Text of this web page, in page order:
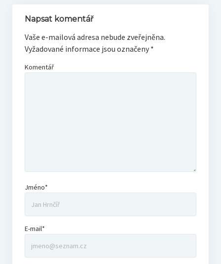
Napsat komentář
Vaše e-mailová adresa nebude zveřejněna.
Vyžadované informace jsou označeny *
Komentář
Jméno*
E-mail*